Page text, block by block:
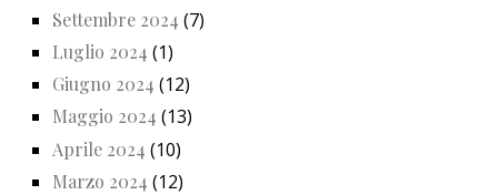
Settembre 2024 (7)
Luglio 2024 (1)
Giugno 2024 (12)
Maggio 2024 (13)
Aprile 2024 (10)
Marzo 2024 (12)